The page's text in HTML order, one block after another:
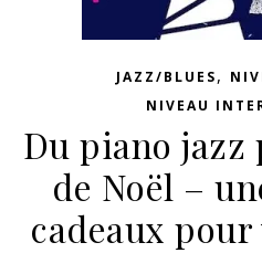
JAZZ/BLUES,
NIVEAU
Du piano jazz
de Noël –
cadeaux